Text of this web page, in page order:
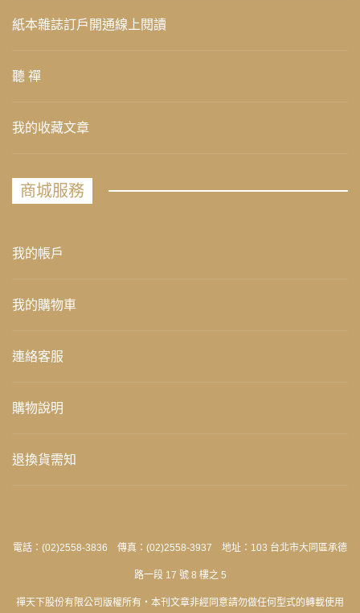
紙本雜誌訂戶開通線上閱讀
聽 禪
我的收藏文章
商城服務
我的帳戶
我的購物車
連絡客服
購物說明
退換貨需知
電話：(02)2558-3836 傳真：(02)2558-3937 地址：103 台北市大同區承德
路一段 17 號 8 樓之 5
禪天下股份有限公司版權所有‧本刊文章非經同意請勿做任何型式的轉載使用